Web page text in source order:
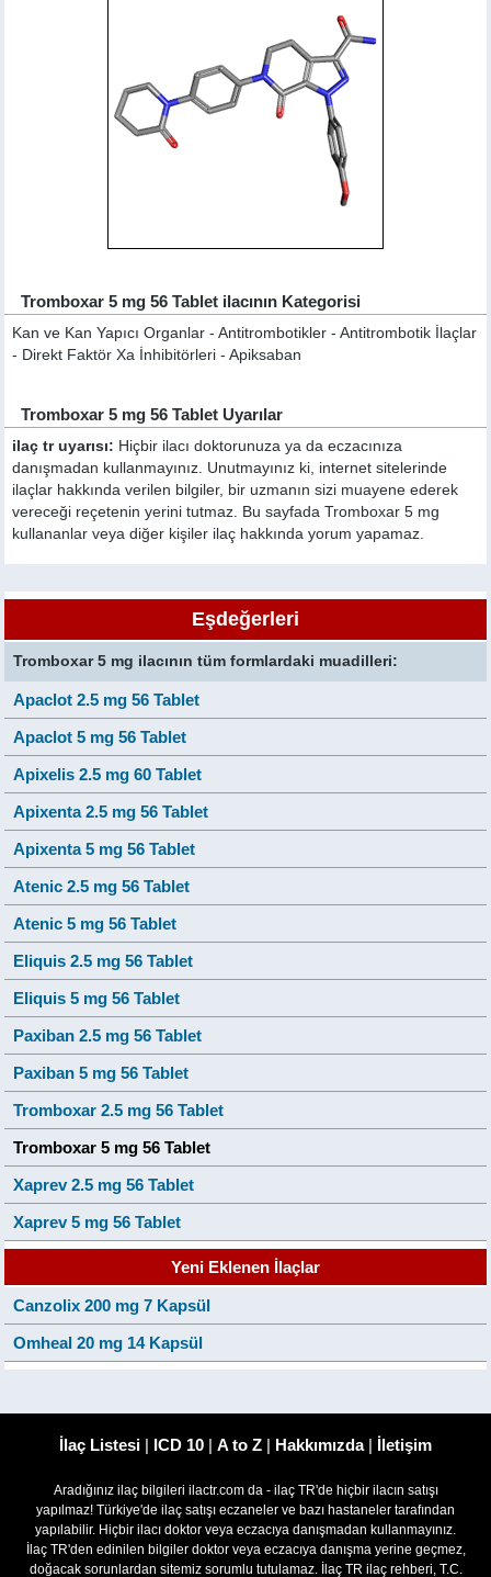
Tromboxar 5 mg 56 Tablet ilacının Kategorisi
Kan ve Kan Yapıcı Organlar - Antitrombotikler - Antitrombotik İlaçlar
- Direkt Faktör Xa İnhibitörleri - Apiksaban
Tromboxar 5 mg 56 Tablet Uyarılar
ilaç tr uyarısı: Hiçbir ilacı doktorunuza ya da eczacınıza
danışmadan kullanmayınız. Unutmayınız ki, internet sitelerinde
ilaçlar hakkında verilen bilgiler, bir uzmanın sizi muayene ederek
vereceği reçetenin yerini tutmaz. Bu sayfada Tromboxar 5 mg
kullananlar veya diğer kişiler ilaç hakkında yorum yapamaz.
Eşdeğerleri
Tromboxar 5 mg ilacının tüm formlardaki muadilleri:
Apaclot 2.5 mg 56 Tablet
Apaclot 5 mg 56 Tablet
Apixelis 2.5 mg 60 Tablet
Apixenta 2.5 mg 56 Tablet
Apixenta 5 mg 56 Tablet
Atenic 2.5 mg 56 Tablet
Atenic 5 mg 56 Tablet
Eliquis 2.5 mg 56 Tablet
Eliquis 5 mg 56 Tablet
Paxiban 2.5 mg 56 Tablet
Paxiban 5 mg 56 Tablet
Tromboxar 2.5 mg 56 Tablet
Tromboxar 5 mg 56 Tablet
Xaprev 2.5 mg 56 Tablet
Xaprev 5 mg 56 Tablet
Yeni Eklenen İlaçlar
Canzolix 200 mg 7 Kapsül
Omheal 20 mg 14 Kapsül
İlaç Listesi | ICD 10 | A to Z | Hakkımızda| İletişim
Aradığınız ilaç bilgileri ilactr.com da - ilaç TR'de hiçbir ilacın satışı
yapılmaz! Türkiye'de ilaç satışı eczaneler ve bazı hastaneler tarafından
yapılabilir. Hiçbir ilacı doktor veya eczacıya danışmadan kullanmayınız.
İlaç TR'den edinilen bilgiler doktor veya eczacıya danışma yerine geçmez,
doğacak sorunlardan sitemiz sorumlu tutulamaz. İlaç TR ilaç rehberi, T.C.